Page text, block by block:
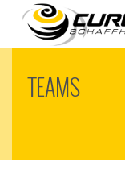
TEAMS